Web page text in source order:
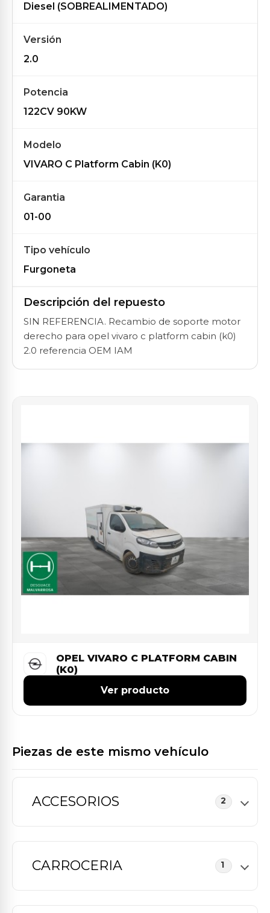
Diesel (SOBREALIMENTADO)
Versión
2.0
Potencia
122CV 90KW
Modelo
VIVARO C Platform Cabin (K0)
Garantia
01-00
Tipo vehículo
Furgoneta
Descripción del repuesto
SIN REFERENCIA. Recambio de soporte motor
derecho para opel vivaro c platform cabin (k0)
2.0 referencia OEM IAM
OPEL VIVARO C PLATFORM CABIN
(K0)
Ver producto
Piezas de este mismo vehículo
ACCESORIOS 2
CARROCERIA 1